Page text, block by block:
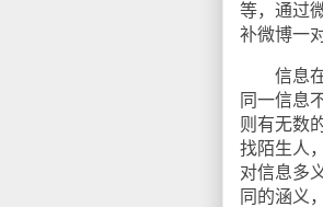
等，通过
补微博一
信息在
同一信息
则有无数
找陌生人
对信息多
同的涵义